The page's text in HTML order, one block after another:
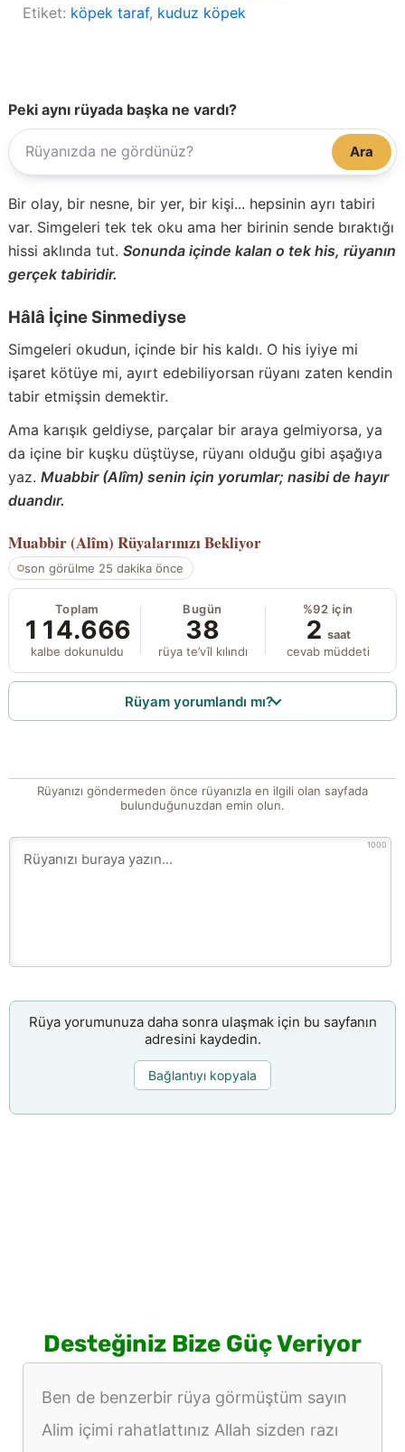
Etiket: köpek taraf, kuduz köpek
Peki aynı rüyada başka ne vardı?
Ara
Bir olay, bir nesne, bir yer, bir kişi... hepsinin ayrı tabiri
var. Simgeleri tek tek oku ama her birinin sende bıraktığı
hissi aklında tut. Sonunda içinde kalan o tek his, rüyanın
gerçek tabiridir.
Hâlâ İçine Sinmediyse
Simgeleri okudun, içinde bir his kaldı. O his iyiye mi
işaret kötüye mi, ayırt edebiliyorsan rüyanı zaten kendin
tabir etmişsin demektir.
Ama karışık geldiyse, parçalar bir araya gelmiyorsa, ya
da içine bir kuşku düştüyse, rüyanı olduğu gibi aşağıya
yaz. Muabbir (Alîm) senin için yorumlar; nasibi de hayır
duandır.
Muabbir (Alîm) Rüyalarınızı Bekliyor
son görülme 25 dakika önce
Toplam
114.666
kalbe dokunuldu
Bugün
38
rüya te’vîl kılındı
%92 için
2 saat
cevab müddeti
Rüyam yorumlandı mı?
Rüyanızı göndermeden önce rüyanızla en ilgili olan sayfada
bulunduğunuzdan emin olun.
1000
Rüya yorumunuza daha sonra ulaşmak için bu sayfanın
adresini kaydedin.
Bağlantıyı kopyala
Desteğiniz Bize Güç Veriyor
Ben de benzerbir rüya görmüştüm sayın
Alim içimi rahatlattınız Allah sizden razı